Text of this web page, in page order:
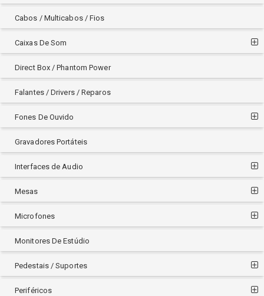
Cabos / Multicabos / Fios
Caixas De Som
Direct Box / Phantom Power
Falantes / Drivers / Reparos
Fones De Ouvido
Gravadores Portáteis
Interfaces de Audio
Mesas
Microfones
Monitores De Estúdio
Pedestais / Suportes
Periféricos